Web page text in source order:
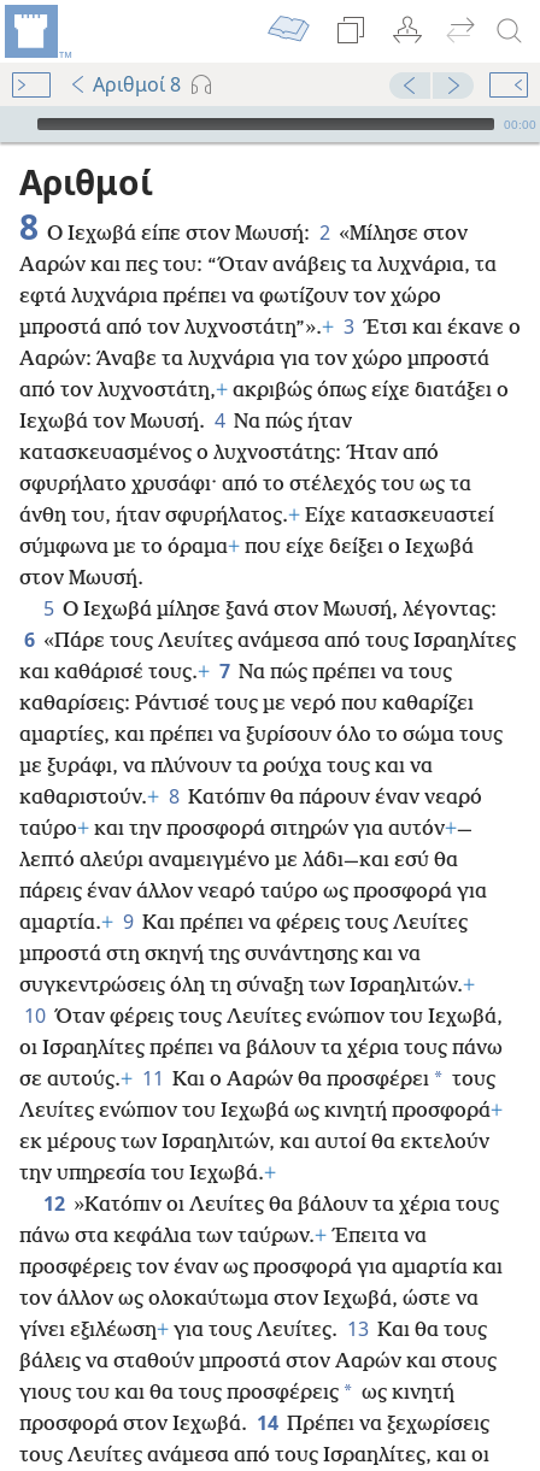
Αριθμοί 8
Audio Player
00:00
Αριθμοί
8 Ο Ιεχωβά είπε στον Μωυσή: 2 «Μίλησε στον
Ααρών και πες του: “Όταν ανάβεις τα λυχνάρια, τα
εφτά λυχνάρια πρέπει να φωτίζουν τον χώρο
μπροστά από τον λυχνοστάτη”».+ 3 Έτσι και έκανε ο
Ααρών: Άναβε τα λυχνάρια για τον χώρο μπροστά
από τον λυχνοστάτη,+ ακριβώς όπως είχε διατάξει ο
Ιεχωβά τον Μωυσή. 4 Να πώς ήταν
κατασκευασμένος ο λυχνοστάτης: Ήταν από
σφυρήλατο χρυσάφι· από το στέλεχός του ως τα
άνθη του, ήταν σφυρήλατος.+ Είχε κατασκευαστεί
σύμφωνα με το όραμα+ που είχε δείξει ο Ιεχωβά
στον Μωυσή.
5 Ο Ιεχωβά μίλησε ξανά στον Μωυσή, λέγοντας:
6 «Πάρε τους Λευίτες ανάμεσα από τους Ισραηλίτες
και καθάρισέ τους.+ 7 Να πώς πρέπει να τους
καθαρίσεις: Ράντισέ τους με νερό που καθαρίζει
αμαρτίες, και πρέπει να ξυρίσουν όλο το σώμα τους
με ξυράφι, να πλύνουν τα ρούχα τους και να
καθαριστούν.+ 8 Κατόπιν θα πάρουν έναν νεαρό
ταύρο+ και την προσφορά σιτηρών για αυτόν+—
λεπτό αλεύρι αναμειγμένο με λάδι—και εσύ θα
πάρεις έναν άλλον νεαρό ταύρο ως προσφορά για
αμαρτία.+ 9 Και πρέπει να φέρεις τους Λευίτες
μπροστά στη σκηνή της συνάντησης και να
συγκεντρώσεις όλη τη σύναξη των Ισραηλιτών.+
10 Όταν φέρεις τους Λευίτες ενώπιον του Ιεχωβά,
οι Ισραηλίτες πρέπει να βάλουν τα χέρια τους πάνω
σε αυτούς.+ 11 Και ο Ααρών θα προσφέρει * τους
Λευίτες ενώπιον του Ιεχωβά ως κινητή προσφορά+
εκ μέρους των Ισραηλιτών, και αυτοί θα εκτελούν
την υπηρεσία του Ιεχωβά.+
12 »Κατόπιν οι Λευίτες θα βάλουν τα χέρια τους
πάνω στα κεφάλια των ταύρων.+ Έπειτα να
προσφέρεις τον έναν ως προσφορά για αμαρτία και
τον άλλον ως ολοκαύτωμα στον Ιεχωβά, ώστε να
γίνει εξιλέωση+ για τους Λευίτες. 13 Και θα τους
βάλεις να σταθούν μπροστά στον Ααρών και στους
γιους του και θα τους προσφέρεις * ως κινητή
προσφορά στον Ιεχωβά. 14 Πρέπει να ξεχωρίσεις
τους Λευίτες ανάμεσα από τους Ισραηλίτες, και οι